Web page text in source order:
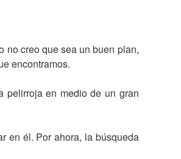
creo que sea un buen plan,
encontramos.
en medio de un gran
en él. Por ahora, la búsqueda